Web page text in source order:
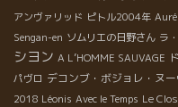
アンヴァリッド ピトル2004年
Sengan-en ソムリエの日野さん ラ
シヨン A L’HOMME SAUVAGE
パヴロ デコンブ・ボジョレ・ヌ
2018 Léonis Avec le Temps Le